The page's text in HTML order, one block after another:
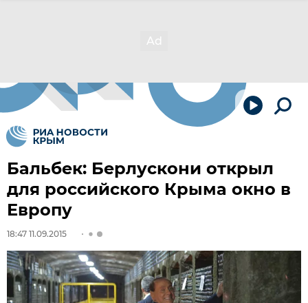
Бальбек: Берлускони открыл
для российского Крыма окно в
Европу
18:47 11.09.2015